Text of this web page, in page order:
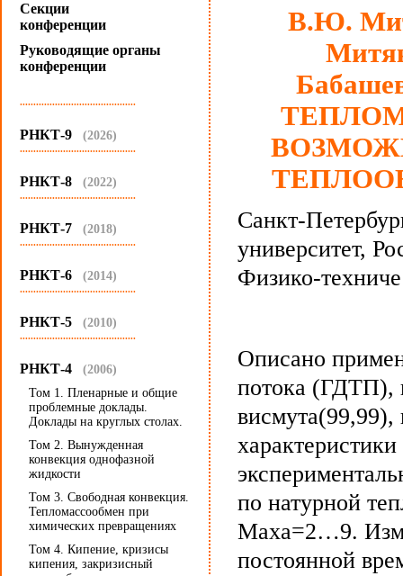
Секции
конференции
Руководящие органы
конференции
...........................................
РНКТ-9 (2026)
...........................................
РНКТ-8 (2022)
...........................................
РНКТ-7 (2018)
...........................................
РНКТ-6 (2014)
...........................................
РНКТ-5 (2010)
...........................................
РНКТ-4 (2006)
Том 1. Пленарные и общие
проблемные доклады.
Доклады на круглых столах.
Том 2. Вынужденная
конвекция однофазной
жидкости
Том 3. Свободная конвекция.
Тепломассообмен при
химических превращениях
Том 4. Кипение, кризисы
кипения, закризисный
В.Ю.
Санкт-
университет,
Физико-
Описано
потока (ГДТП),
по натурной
Маха=2…9.
постоянной